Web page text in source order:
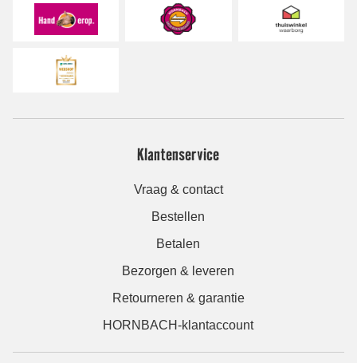
Klantenservice
Vraag & contact
Bestellen
Betalen
Bezorgen & leveren
Retourneren & garantie
HORNBACH-klantaccount